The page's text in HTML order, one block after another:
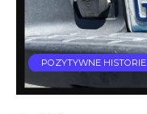
POZYTYWNE HISTORIE